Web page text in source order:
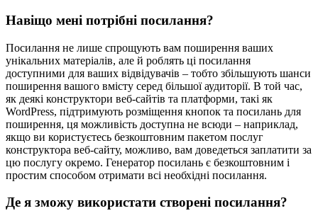
Навіщо мені потрібні посилання?
Посилання не лише спрощують вам поширення ваших
унікальних матеріалів, але й роблять ці посилання
доступними для ваших відвідувачів – тобто збільшують шанси
поширення вашого вмісту серед більшої аудиторії. В той час,
як деякі конструктори веб-сайтів та платформи, такі як
WordPress, підтримують розміщення кнопок та посилань для
поширення, ця можливість доступна не всюди – наприклад,
якщо ви користуєтесь безкоштовним пакетом послуг
конструктора веб-сайту, можливо, вам доведеться заплатити за
цю послугу окремо. Генератор посилань є безкоштовним і
простим способом отримати всі необхідні посилання.
Де я зможу використати створені посилання?